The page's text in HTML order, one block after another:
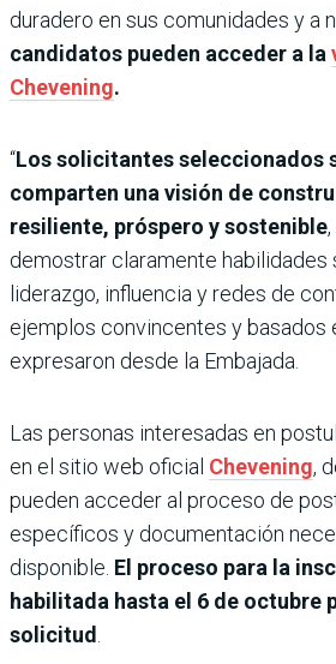
duradero en sus comunidades y a
candidatos pueden acceder a la
Chevening.
“Los solicitantes seleccionados
comparten una visión de
resiliente, próspero y sostenible
demostrar claramente habilidades
liderazgo, influencia y redes de
ejemplos convincentes y basados
expresaron desde la Embajada.
Las personas interesadas en
en el sitio web oficial Chevening,
pueden acceder al proceso de
específicos y documentación
disponible. El proceso para la
habilitada hasta el 6 de octubre
solicitud